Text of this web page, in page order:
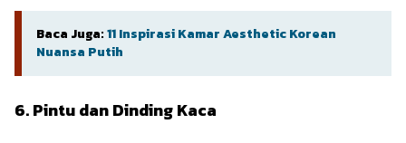
Baca Juga:11 Inspirasi Kamar Aesthetic Korean
Nuansa Putih
6. Pintu dan Dinding Kaca